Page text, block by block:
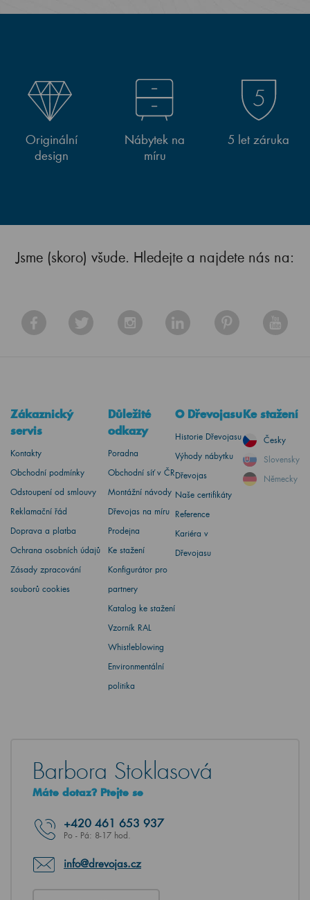
Originální
design
Nábytek na
míru
5 let záruka
Jsme (skoro) všude. Hledejte a najdete nás na:
Zákaznický
servis
Kontakty
Obchodní podmínky
Odstoupení od smlouvy
Reklamační řád
Doprava a platba
Ochrana osobních údajů
Zásady zpracování
souborů cookies
Důležité
odkazy
Poradna
Obchodní síť v ČR
Montážní návody
Dřevojas na míru
Prodejna
Ke stažení
Konfigurátor pro
partnery
Katalog ke stažení
Vzorník RAL
Whistleblowing
Environmentální
politika
O Dřevojasu
Historie Dřevojasu
Výhody nábytku
Dřevojas
Naše certifikáty
Reference
Kariéra v
Dřevojasu
Ke stažení
Česky
Slovensky
Německy
Barbora Stoklasová
Máte dotaz? Ptejte se
+420 461 653 937
Po - Pá: 8-17 hod.
info@drevojas.cz